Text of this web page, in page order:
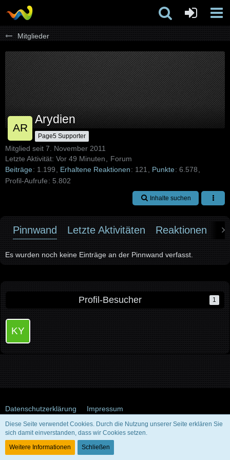
Mitglieder
Arydien
Page5 Supporter
Mitglied seit 7. November 2011
Letzte Aktivität: Vor 49 Minuten
Forum
Beiträge
1.199 Erhaltene Reaktionen 121 Punkte 6.578
Profil-Aufrufe
5.802
Inhalte suchen
Pinnwand Letzte Aktivitäten Reaktionen
Es wurden noch keine Einträge an der Pinnwand verfasst.
Profil-Besucher 1
Datenschutzerklärung Impressum
Community-Software:WoltLab Suite™ 5.5.26
Diese Seite verwendet Cookies. Durch die Nutzung unserer Seite erklären Sie
sich damit einverstanden, dass wir Cookies setzen.
Weitere Informationen
Schließen